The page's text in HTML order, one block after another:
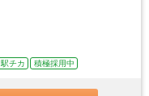
駅チカ 積極採用中